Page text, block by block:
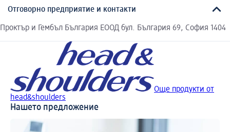
Отговорно предприятие и контакти
Проктър и Гембъл България ЕООД бул. България 69, София 1404
Още продукти от
head&shoulders
Нашето предложение